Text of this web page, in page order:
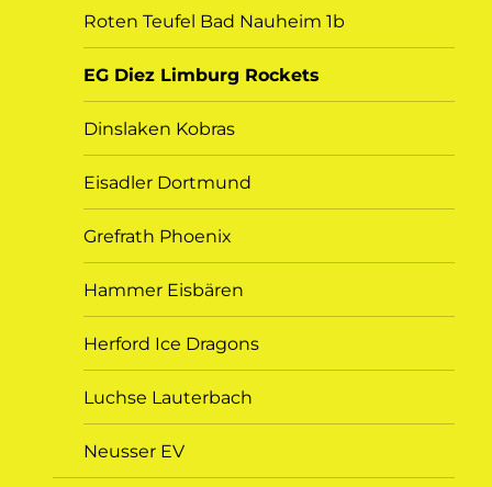
Roten Teufel Bad Nauheim 1b
EG Diez Limburg Rockets
Dinslaken Kobras
Eisadler Dortmund
Grefrath Phoenix
Hammer Eisbären
Herford Ice Dragons
Luchse Lauterbach
Neusser EV